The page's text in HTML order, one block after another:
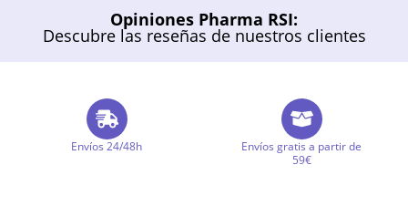
Opiniones Pharma RSI:
Descubre las reseñas de nuestros clientes
Envíos 24/48h
Envíos gratis a partir de
59€